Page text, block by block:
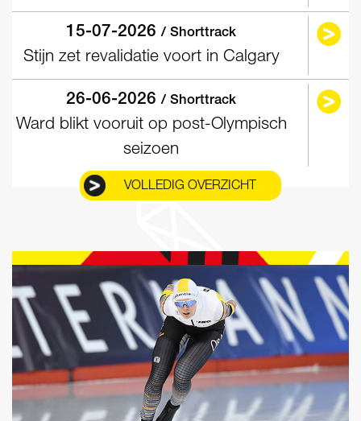
15-07-2026 / Shorttrack
Stijn zet revalidatie voort in Calgary
26-06-2026 / Shorttrack
Ward blikt vooruit op post-Olympisch
seizoen
VOLLEDIG OVERZICHT